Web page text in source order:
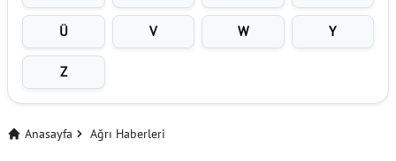
Ü V W Y
Z
Anasayfa Ağrı Haberleri